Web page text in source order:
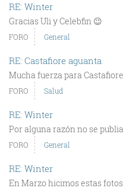
RE: Winter
Gracias Uli y Celebfin 😉
FORO General
RE: Castafiore aguanta
Mucha fuerza para
FORO Salud
RE: Winter
Por alguna razón no se
FORO General
RE: Winter
En Marzo hicimos estas